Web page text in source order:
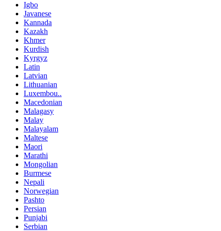
Igbo
Javanese
Kannada
Kazakh
Khmer
Kurdish
Kyrgyz
Latin
Latvian
Lithuanian
Luxembou..
Macedonian
Malagasy
Malay
Malayalam
Maltese
Maori
Marathi
Mongolian
Burmese
Nepali
Norwegian
Pashto
Persian
Punjabi
Serbian